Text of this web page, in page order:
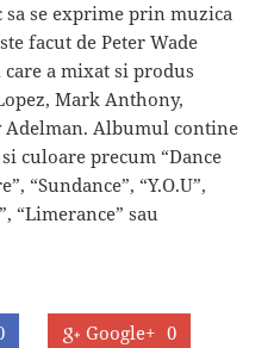
sa se exprime prin muzica
facut de Peter Wade
a mixat si produs
Mark Anthony,
Adelman. Albumul contine
culoare precum “Dance
“Sundance”, “Y.O.U”,
“Limerance” sau
Google+ 0